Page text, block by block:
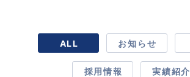
ALL お知らせ
採用情報 実績紹介